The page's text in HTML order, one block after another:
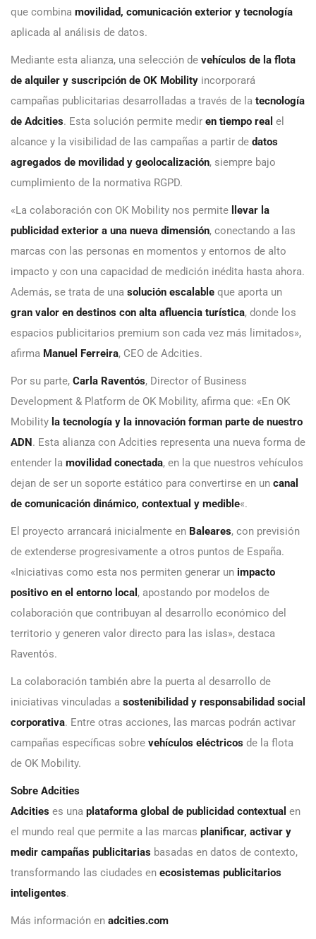
que combina movilidad, comunicación exterior y tecnología
aplicada al análisis de datos.
Mediante esta alianza, una selección de vehículos de la flota
de alquiler y suscripción de OK Mobility incorporará
campañas publicitarias desarrolladas a través de la tecnología
de Adcities. Esta solución permite medir en tiempo real el
alcance y la visibilidad de las campañas a partir de datos
agregados de movilidad y geolocalización, siempre bajo
cumplimiento de la normativa RGPD.
«La colaboración con OK Mobility nos permite
llevar la
publicidad exterior a una nueva dimensión, conectando a las
marcas con las personas en momentos y entornos de alto
impacto y con una capacidad de medición inédita hasta ahora.
Además, se trata de una solución escalable que aporta un
gran valor en destinos con alta afluencia turística, donde los
espacios publicitarios premium son cada vez más limitados»,
afirma Manuel Ferreira, CEO de Adcities.
Por su parte, Carla Raventós, Director of Business
Development & Platform de OK Mobility, afirma que: «En OK
Mobility la tecnología y la innovación forman parte de nuestro
ADN . Esta alianza con Adcities representa una nueva forma de
entender la movilidad conectada, en la que nuestros vehículos
dejan de ser un soporte estático para convertirse en un canal
de comunicación dinámico, contextual y medible«.
El proyecto arrancará inicialmente en Baleares, con previsión
de extenderse progresivamente a otros puntos de España.
«Iniciativas como esta nos permiten generar un impacto
positivo en el entorno local , apostando por modelos de
colaboración que contribuyan al desarrollo económico del
territorio y generen valor directo para las islas», destaca
Raventós.
La colaboración también abre la puerta al desarrollo de
iniciativas vinculadas a sostenibilidad y responsabilidad social
corporativa. Entre otras acciones, las marcas podrán activar
campañas específicas sobre vehículos eléctricos de la flota
de OK Mobility.
Sobre Adcities
Adcities es una plataforma global de publicidad contextual en
el mundo real que permite a las marcas planificar, activar y
medir campañas publicitarias basadas en datos de contexto,
transformando las ciudades en ecosistemas publicitarios
inteligentes.
Más información en adcities.com